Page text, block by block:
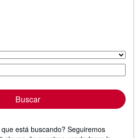
Buscar
está buscando? Seguiremos